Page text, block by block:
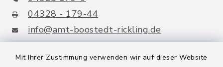
Mit Ihrer Zustimmung verwenden wir auf dieser Website
04328 - 179-44
info@amt-boostedt-rickling.de